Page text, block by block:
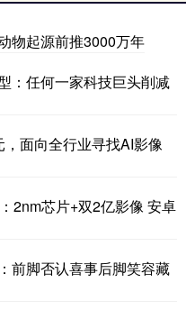
物起源前推3000万年
：任何一家科技巨头削减
面向全行业寻找AI影像
2nm芯片+双2亿影像 安卓
前脚否认喜事后脚笑容藏